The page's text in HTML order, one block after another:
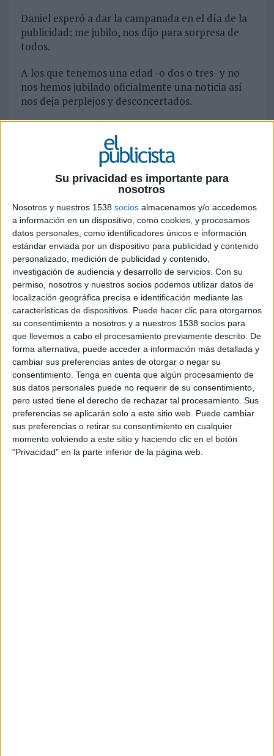
Su privacidad es importante para
nosotros
Nosotros y nuestros 1538 socios almacenamos y/o accedemos
a información en un dispositivo, como cookies, y procesamos
datos personales, como identificadores únicos e información
estándar enviada por un dispositivo para publicidad y contenido
personalizado, medición de publicidad y contenido,
investigación de audiencia y desarrollo de servicios. Con su
permiso, nosotros y nuestros socios podemos utilizar datos de
localización geográfica precisa e identificación mediante las
características de dispositivos. Puede hacer clic para otorgarnos
su consentimiento a nosotros y a nuestros 1538 socios para
que llevemos a cabo el procesamiento previamente descrito. De
forma alternativa, puede acceder a información más detallada y
cambiar sus preferencias antes de otorgar o negar su
consentimiento. Tenga en cuenta que algún procesamiento de
sus datos personales puede no requerir de su consentimiento,
pero usted tiene el derecho de rechazar tal procesamiento. Sus
preferencias se aplicarán solo a este sitio web. Puede cambiar
sus preferencias o retirar su consentimiento en cualquier
momento volviendo a este sitio y haciendo clic en el botón
"Privacidad" en la parte inferior de la página web.
Daniel esperó a dar la campanada en el día de la
publicidad: me jubilo, nos dijo para sorpresa de
todos.
A los que tenemos una edad -o dos o tres- y no
nos hemos jubilado oficialmente una noticia así
nos deja perplejos y desconcertados.
a todos los eventos dispuesto a tomar nota de lo
que pasa y de lo que no, como si fuera un
redactor recién llegado y no el director de la
publicación.
Sencillamente, sin darle importancia, sin
alharacas, tan frecuentes en un mundo donde los
egos entran en juego y muchos deciden dirigir
desde el despacho y que se muevan los “curritos”.
Tanto en las revistas como en las agencias.
Cada revista tiene su política y su afán, pero hay
que reconocerle a “El Publicista” que, 25 años
después, sigue siendo tan cercana y empática
como el primer día. Promueve las nuevas
tecnologías y a los emprendedores con futuro,
pero siempre hay un espacio para los clásicos.
A lo que vamos. Resulta que se retira de la
actividad diaria uno de los directores de revista
profesional que ha cuajado un proyecto que,
cuando empezó, fue como una inyección de
juventud y frescura en el mejor de los sentidos,
en un sector tan asentado que necesitaba una